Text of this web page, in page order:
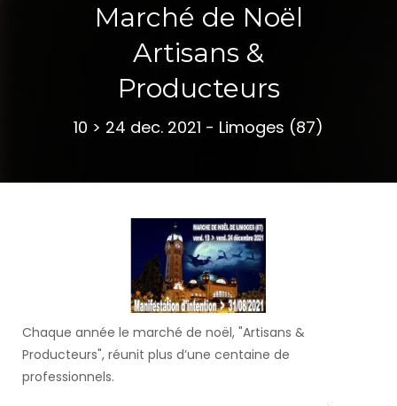
Marché de Noël
Artisans &
Producteurs
10 > 24 dec. 2021 - Limoges (87)
Chaque année le marché de noël, "Artisans &
Producteurs", réunit plus d’une centaine de
professionnels.